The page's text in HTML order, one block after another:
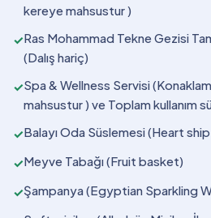
kereye mahsustur )
✓Ras Mohammad Tekne Gezisi
(Dalış hariç)
✓Spa & Wellness Servisi
mahsustur ) ve Toplam kullanım
✓Balayı Oda Süslemesi (Heart
✓Meyve Tabağı (Fruit basket)
✓Şampanya (Egyptian Sparkling